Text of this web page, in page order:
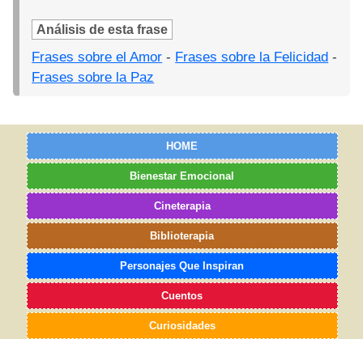
Análisis de esta frase
Frases sobre el Amor - Frases sobre la Felicidad -
Frases sobre la Paz
HOME
Bienestar Emocional
Cineterapia
Biblioterapia
Personajes Que Inspiran
Cuentos
Curiosidades